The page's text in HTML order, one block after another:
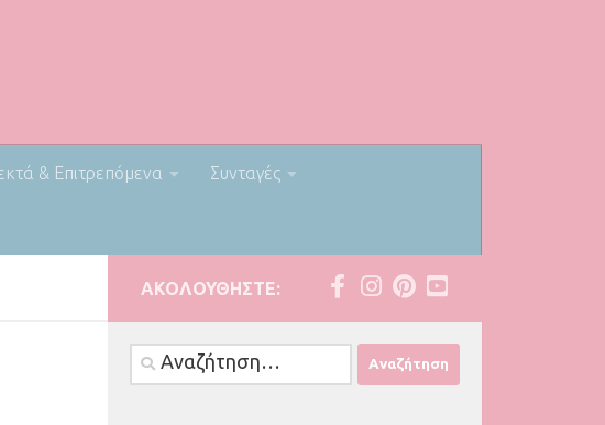
& Επιτρεπόμενα Συνταγές
ΑΚΟΛΟΥΘΉΣΤΕ:
Αναζήτηση
για: